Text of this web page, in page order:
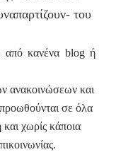
του
από κανένα blog ή
ανακοινώσεων και
σε όλα
χωρίς κάποια